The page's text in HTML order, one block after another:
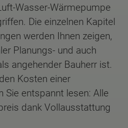
Wasser-Wärmepumpe
Die einzelnen Kapitel
werden Ihnen zeigen,
Planungs- und auch
angehender Bauherr ist.
Kosten einer
Sie entspannt lesen: Alle
dank Vollausstattung